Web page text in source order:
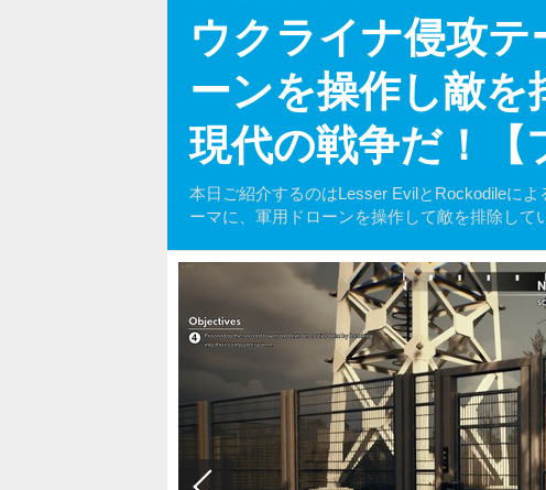
ウクライナ侵攻
ーンを操作し敵
現代の戦争だ！【
本日ご紹介するのはLesser EvilとRockodileに
ーマに、軍用ドローンを操作して敵を排除して